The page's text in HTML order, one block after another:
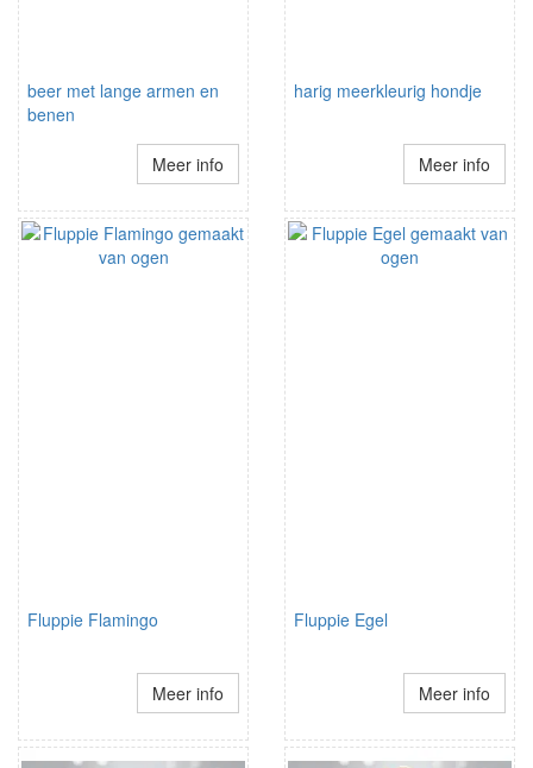
beer met lange armen en
benen
Meer info
harig meerkleurig hondje
Meer info
Fluppie Flamingo
Meer info
Fluppie Egel
Meer info